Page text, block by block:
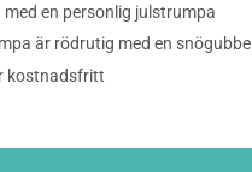
kr.
en personlig julstrumpa
är rödrutig med en snögubbe
kostnadsfritt